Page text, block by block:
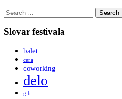
Search
for:
Slovar festivala
balet
cena
coworking
delo
gib